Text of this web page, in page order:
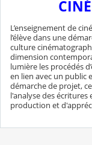
L’enseignement de
l’élève dans une
culture
dimension
lumière les procédés
en lien avec un public
démarche de projet,
l'analyse des écritures
production et